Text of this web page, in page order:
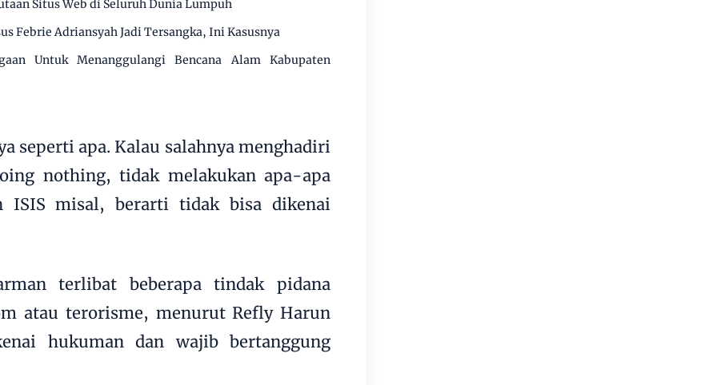
Situs Web di Seluruh Dunia Lumpuh
Febrie Adriansyah Jadi Tersangka, Ini Kasusnya
Untuk Menanggulangi Bencana Alam Kabupaten
seperti apa. Kalau salahnya menghadiri
nothing, tidak melakukan apa-apa
ISIS misal, berarti tidak bisa dikenai
terlibat beberapa tindak pidana
atau terorisme, menurut Refly Harun
hukuman dan wajib bertanggung